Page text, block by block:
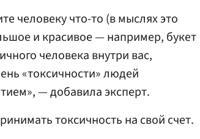
человеку что-то (в мыслях это
и красивое — например, букет
человека внутри вас,
«токсичности» людей
— добавила эксперт.
токсичность на свой счет.